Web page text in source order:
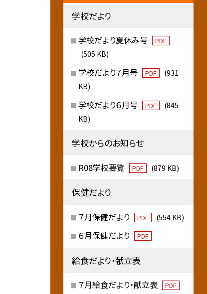
学校だより
学校だより夏休み号 PDF
(505 KB)
学校だより７月号 PDF
(931
KB)
学校だより６月号 PDF
(845
KB)
学校からのお知らせ
R08学校要覧 PDF (879 KB)
保健だより
７月保健だより PDF (554 KB)
６月保健だより PDF
給食だより・献立表
７月給食だより・献立表 PDF